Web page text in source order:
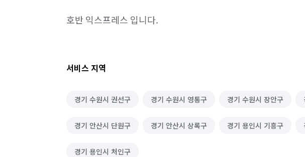
호반 익스프레스 입니다.
서비스 지역
경기 수원시 권선구 경기 수원시 영통구 경기 수원시 장안구
경기 안산시 단원구 경기 안산시 상록구 경기 용인시 기흥구
경기 용인시 처인구